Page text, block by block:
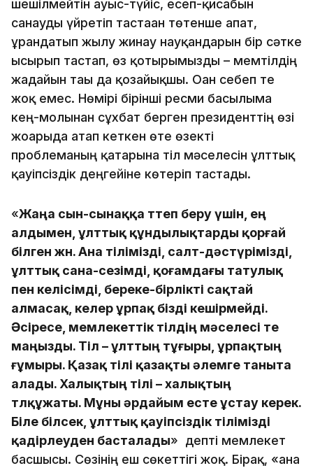
шешілмейтін ауыс-түйіс, есеп-қисабын
санауды үйретіп тастаған төтенше апат,
ұрандатып жылу жинау науқандарын бір сәтке
ысырып тастап, өз қотырымызды – мемтілдің
жағдайын тағы да қозғайықшы. Оған себеп те
жоқ емес. Нөмірі бірінші ресми басылымға
кең-молынан сұхбат берген президенттің өзі
жоғарыда атап кеткен өте өзекті
проблеманың қатарына тіл мәселесін ұлттық
қауіпсіздік деңгейіне көтеріп тастады.
«Жаңа сын-сынаққа төтеп беру үшін, ең
алдымен, ұлттық құндылықтарды қорғай
білген жөн. Ана тілімізді, салт-дәстүрімізді,
ұлттық сана-сезімді, қоғамдағы татулық
пен келісімді, береке-бірлікті сақтай
алмасақ, келер ұрпақ бізді кешірмейді.
Әсіресе, мемлекеттік тілдің мәселесі өте
маңызды. Тіл – ұлттың тұғыры, ұрпақтың
ғұмыры. Қазақ тілі қазақты әлемге таныта
алады. Халықтың тілі – халықтың
төлқұжаты. Мұны әрдайым есте ұстау керек.
Біле білсек, ұлттық қауіпсіздік тілімізді
қадірлеуден басталады» депті мемлекет
басшысы. Сөзінің еш сөкеттігі жоқ. Бірақ, «ана